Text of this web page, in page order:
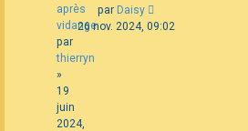
après
vidange
par
thierryn
»
19
juin
2024,
par Daisy
26 nov. 2024, 09:02